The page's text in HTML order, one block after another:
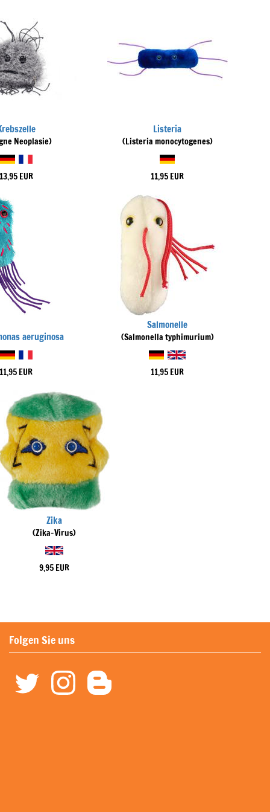
Neoplasie)
13,95 EUR
Listeria
(Listeria monocytogenes)
11,95 EUR
aeruginosa
11,95 EUR
Salmonelle
(Salmonella typhimurium)
11,95 EUR
Zika
(Zika-Virus)
9,95 EUR
Folgen Sie uns